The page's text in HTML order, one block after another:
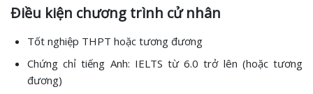
Điều kiện chương trình cử nhân
Tốt nghiệp THPT hoặc tương đương
Chứng chỉ tiếng Anh: IELTS từ 6.0 trở lên (hoặc tương
đương)